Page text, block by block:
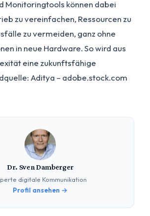
Monitoringtools können dabei
zu vereinfachen, Ressourcen zu
zu vermeiden, ganz ohne
in neue Hardware. So wird aus
eine zukunftsfähige
Aditya – adobe.stock.com
Dr. Sven Damberger
digitale Kommunikation
Profil ansehen →